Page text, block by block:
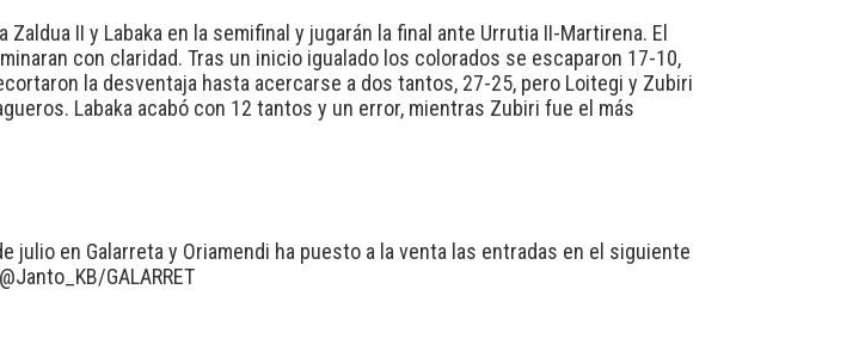
II y Labaka en la semifinal y jugarán la final ante Urrutia II-Martirena. El
con claridad. Tras un inicio igualado los colorados se escaparon 17-10,
la desventaja hasta acercarse a dos tantos, 27-25, pero Loitegi y Zubiri
Labaka acabó con 12 tantos y un error, mientras Zubiri fue el más
julio en Galarreta y Oriamendi ha puesto a la venta las entradas en el siguiente
GALARRET